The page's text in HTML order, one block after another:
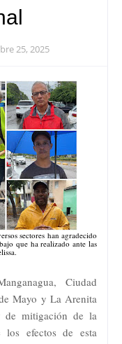
25, 2025
sectores han agradecido
que ha realizado ante las
Ciudad
Mayo y La Arenita
de mitigación de la
efectos de esta